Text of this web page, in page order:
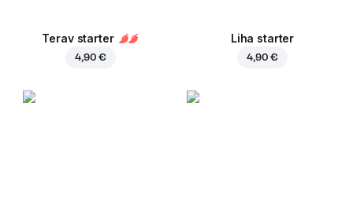
Terav starter
4,90 €
Liha starter
4,90 €